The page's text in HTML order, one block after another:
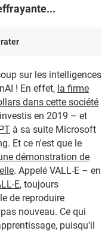
rater
sur les intelligences
! En effet, la firme
dans cette société
en 2019 – et
à sa suite Microsoft
Et ce n'est que le
démonstration de
. Appelé VALL-E – en
E, toujours
de reproduire
nouveau. Ce qui
puisqu'il